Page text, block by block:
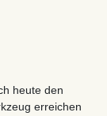
heute den
erreichen